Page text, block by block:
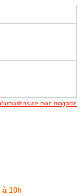
de mon magasin
à 10h